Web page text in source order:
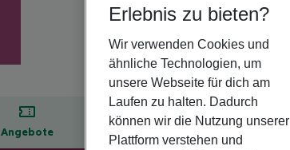
Angebote Hotelbeschreibung
Erlebnis zu bieten?
Wir verwenden Cookies und
ähnliche Technologien, um
unsere Webseite für dich am
Laufen zu halten. Dadurch
können wir die Nutzung unserer
Plattform verstehen und